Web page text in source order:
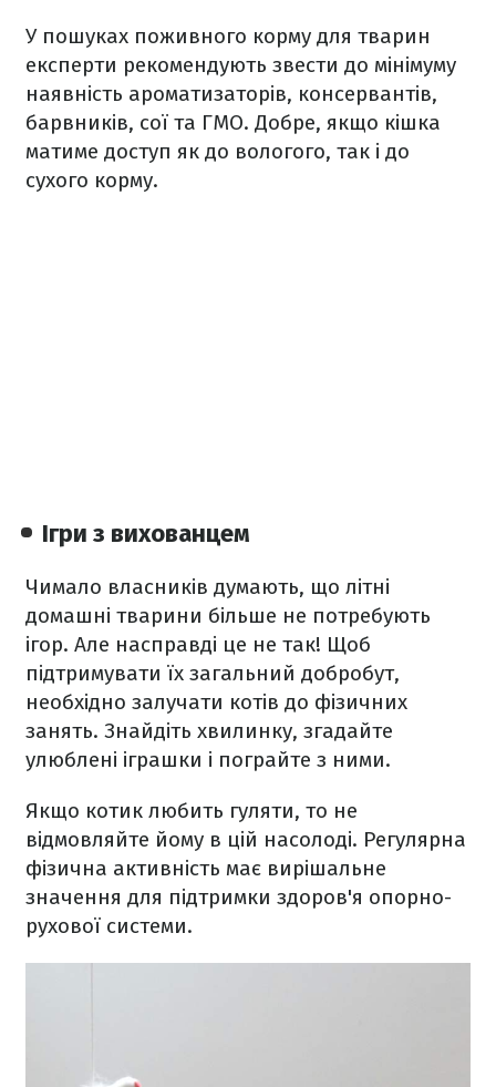
У пошуках поживного корму для тварин
експерти рекомендують звести до мінімуму
наявність ароматизаторів, консервантів,
барвників, сої та ГМО. Добре, якщо кішка
матиме доступ як до вологого, так і до
сухого корму.
Ігри з вихованцем
Чимало власників думають, що літні
домашні тварини більше не потребують
ігор. Але насправді це не так! Щоб
підтримувати їх загальний добробут,
необхідно залучати котів до фізичних
занять. Знайдіть хвилинку, згадайте
улюблені іграшки і пограйте з ними.
Якщо котик любить гуляти, то не
відмовляйте йому в цій насолоді. Регулярна
фізична активність має вирішальне
значення для підтримки здоров'я опорно-
рухової системи.